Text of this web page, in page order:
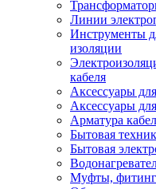
Линии
Инструменты
изоляции
кабеля
Аксессуары
Аксессуары
Арматура
Бытовая
Бытовая
Муфты,